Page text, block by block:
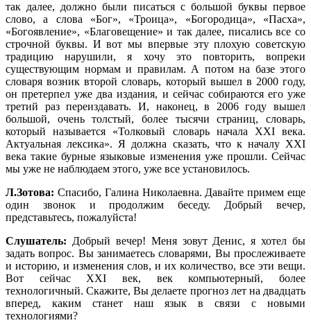
так далее, должно были писаться с большой буквы первое
слово, а слова «Бог», «Троица», «Богородица», «Пасха»,
«Богоявление», «Благовещение» и так далее, писались все со
строчной буквы. И вот мы впервые эту плохую советскую
традицию нарушили, я хочу это повторить, вопреки
существующим нормам и правилам. А потом на базе этого
словаря возник второй словарь, который вышел в 2000 году,
он претерпел уже два издания, и сейчас собираются его уже
третий раз переиздавать. И, наконец, в 2006 году вышел
большой, очень толстый, более тысячи страниц, словарь,
который называется «Толковый словарь начала ХХI века.
Актуальная лексика». Я должна сказать, что к началу ХХI
века такие бурные языковые изменения уже прошли. Сейчас
мы уже не наблюдаем этого, уже все установилось.
Л.Зотова: Спасибо, Галина Николаевна. Давайте примем еще
один звонок и продолжим беседу. Добрый вечер,
представьтесь, пожалуйста!
Слушатель: Добрый вечер! Меня зовут Денис, я хотел бы
задать вопрос. Вы занимаетесь словарями, Вы прослеживаете
и историю, и изменения слов, и их количество, все эти вещи.
Вот сейчас XXI век, век компьютерный, более
технологичный. Скажите, Вы делаете прогноз лет на двадцать
вперед, каким станет наш язык в связи с новыми
технологиями?